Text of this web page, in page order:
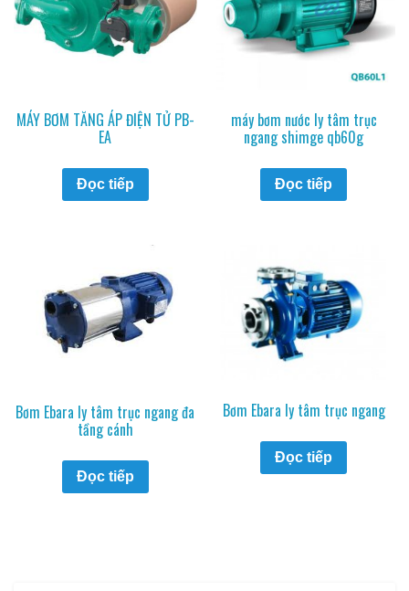
MÁY BƠM TĂNG ÁP ĐIỆN TỬ PB-
EA
Đọc tiếp
máy bơm nước ly tâm trục
ngang shimge qb60g
Đọc tiếp
Bơm Ebara ly tâm trục ngang đa
tầng cánh
Đọc tiếp
Bơm Ebara ly tâm trục ngang
Đọc tiếp